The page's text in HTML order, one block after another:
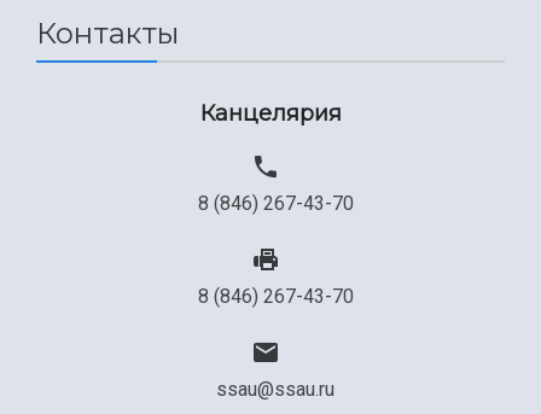
Контакты
Канцелярия
8 (846) 267-43-70
8 (846) 267-43-70
ssau@ssau.ru